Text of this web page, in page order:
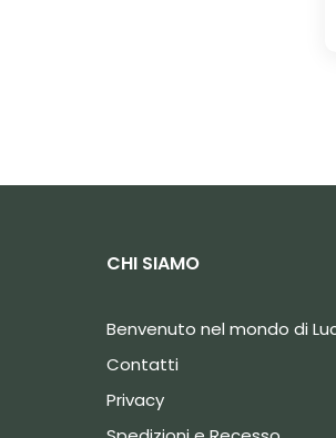
CHI SIAMO
Benvenuto nel mondo di
Contatti
Privacy